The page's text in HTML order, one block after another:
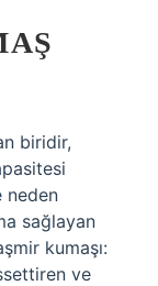
biridir,
neden
sağlayan
kumaşı:
ve